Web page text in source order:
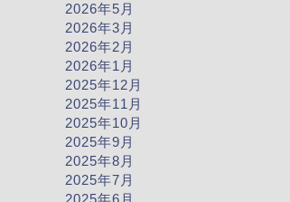
2026年5月
2026年3月
2026年2月
2026年1月
2025年12月
2025年11月
2025年10月
2025年9月
2025年8月
2025年7月
2025年6月